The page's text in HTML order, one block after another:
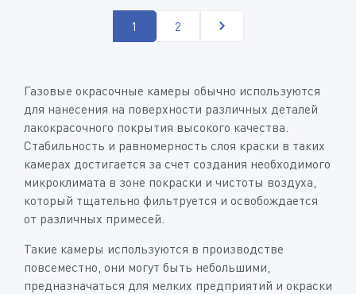
1 2
Газовые окрасочные камеры обычно используются
для нанесения на поверхности различных деталей
лакокрасочного покрытия высокого качества.
Стабильность и равномерность слоя краски в таких
камерах достигается за счет создания необходимого
микроклимата в зоне покраски и чистоты воздуха,
который тщательно фильтруется и освобождается
от различных примесей.
Такие камеры используются в производстве
повсеместно, они могут быть небольшими,
предназначаться для мелких предприятий и окраски